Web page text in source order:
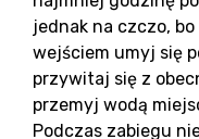
jednak na czczo,
wejściem umyj się
przywitaj się z
przemyj wodą
Podczas zabiegu